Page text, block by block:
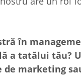
în
a tatălui tău?
marketing